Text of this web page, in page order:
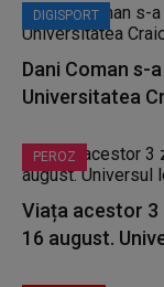
DIGISPORT
Dani Coman s-
Universitatea
PEROZ
Viața acestor 3
16 august.